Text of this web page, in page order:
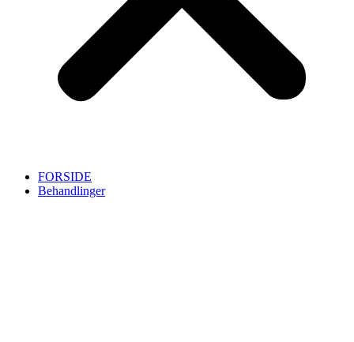
FORSIDE
Behandlinger